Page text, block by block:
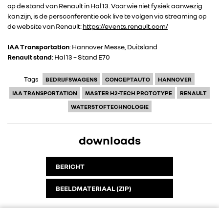
CONTACT
op de stand van Renault in Hal 13. Voor wie niet fysiek aanwezig
kan zijn, is de persconferentie ook live te volgen via streaming op
de website van Renault:https://events.renault.com/
IAA Transportation: Hannover Messe, Duitsland
Renault stand: Hal 13 – Stand E70
Tags BEDRIJFSWAGENS CONCEPTAUTO
HANNOVER
IAA TRANSPORTATION
MASTER H2-TECH PROTOTYPE
RENAULT
WATERSTOFTECHNOLOGIE
downloads
BERICHT
BEELDMATERIAAL (ZIP)